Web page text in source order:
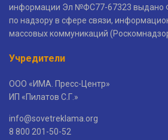
информации Эл №ФС77-67323 выдано
по надзору в сфере связи,
массовых коммуникаций
Учредители
ООО «ИМА. Пресс-Центр»
ИП «Пилатов С.Г.»
info@sovetreklama.org
8 800 201-50-52